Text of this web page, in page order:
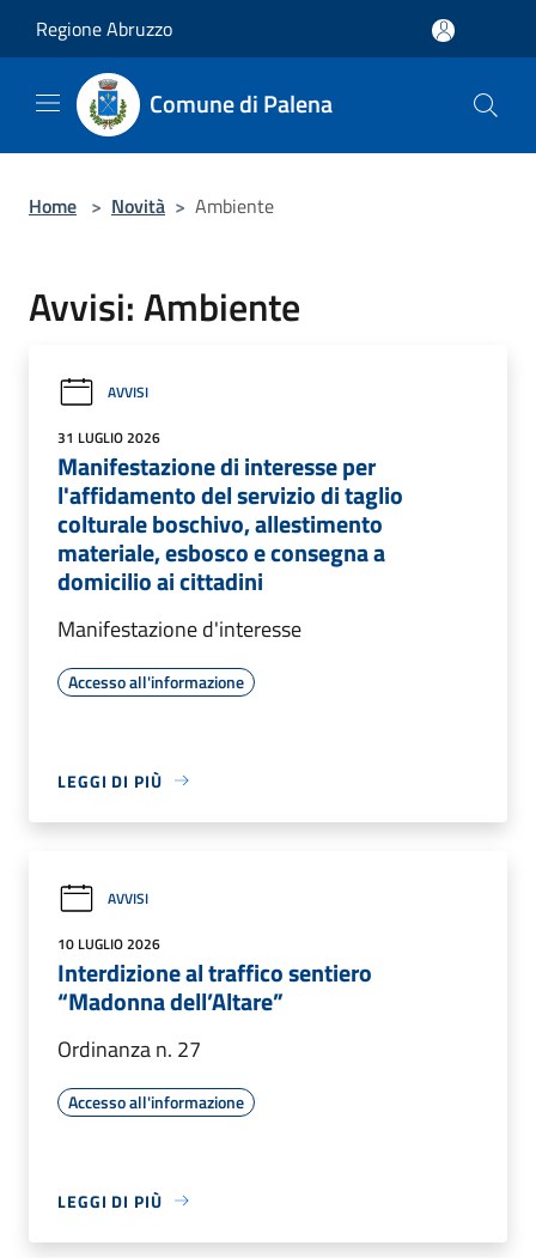
Regione Abruzzo
Comune di Palena
Home > Novità > Ambiente
Avvisi: Ambiente
AVVISI
31 LUGLIO 2026
Manifestazione di interesse per
l'affidamento del servizio di taglio
colturale boschivo, allestimento
materiale, esbosco e consegna a
domicilio ai cittadini
Manifestazione d'interesse
Accesso all'informazione
LEGGI DI PIÙ
AVVISI
10 LUGLIO 2026
Interdizione al traffico sentiero
“Madonna dell’Altare”
Ordinanza n. 27
Accesso all'informazione
LEGGI DI PIÙ